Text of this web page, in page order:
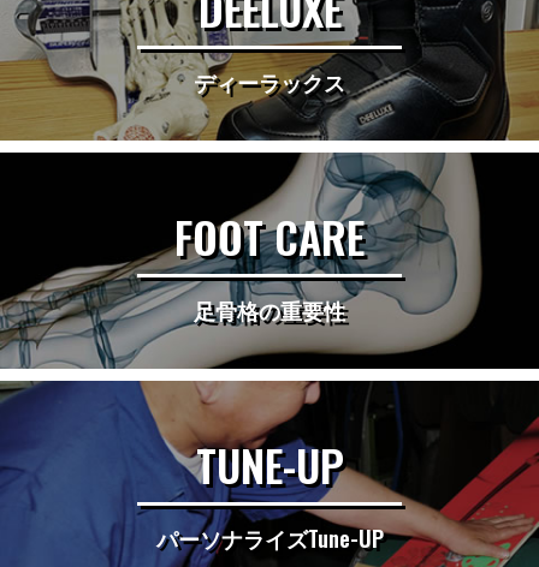
ディーラックス
FOOT CARE
足骨格の重要性
TUNE-UP
パーソナライズTune-UP